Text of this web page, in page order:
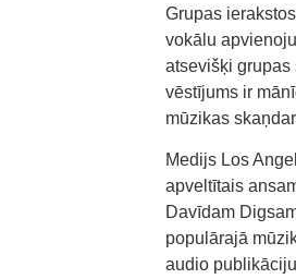
Grupas
vokālu
atsevišķi grupas
vēstījums ir
mūzikas
Medijs Los
apveltītais
Davīdam
populārajā
audio